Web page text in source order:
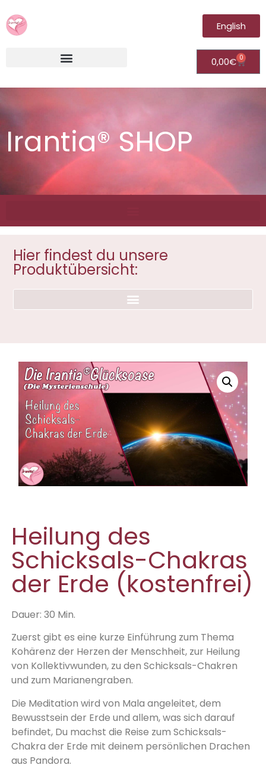
English
0,00€ 0
Irantia® SHOP
Hier findest du unsere
Produktübersicht:
Heilung des
Schicksals-Chakras
der Erde (kostenfrei)
Dauer: 30 Min.
Zuerst gibt es eine kurze Einführung zum Thema
Kohärenz der Herzen der Menschheit, zur Heilung
von Kollektivwunden, zu den Schicksals-Chakren
und zum Marianengraben.
Die Meditation wird von Mala angeleitet, dem
Bewusstsein der Erde und allem, was sich darauf
befindet, Du machst die Reise zum Schicksals-
Chakra der Erde mit deinem persönlichen Drachen
aus Pandora.